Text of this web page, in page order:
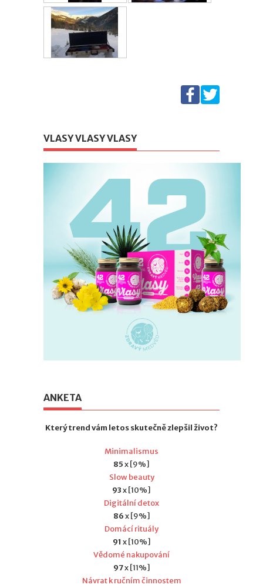
VLASY VLASY VLASY
ANKETA
Který trend vám letos skutečně zlepšil život?
Minimalismus
85x [9%]
Slow beauty
93x [10%]
Digitální detox
86x [9%]
Domácí rituály
91 x [10%]
Vědomé nakupování
97x [11%]
Návrat k ručním činnostem